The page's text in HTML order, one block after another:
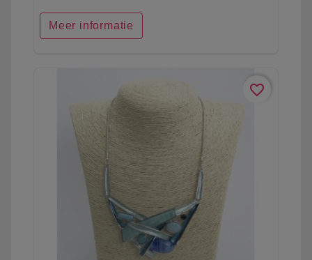
Meer informatie
favorite_border